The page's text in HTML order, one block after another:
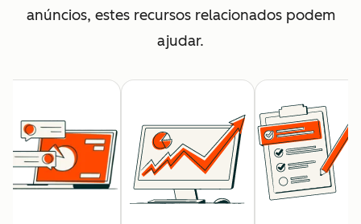
anúncios, estes recursos relacionados podem
ajudar.